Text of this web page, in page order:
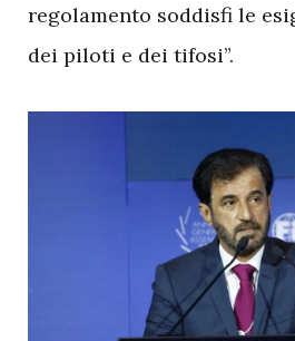
regolamento soddisfi le
dei piloti e dei tifosi”.